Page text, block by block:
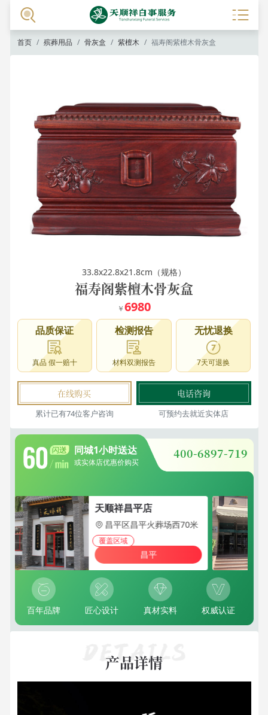
首页 殡葬用品 骨灰盒 紫檀木 福寿阁紫檀木骨灰盒
33.8x22.8x21.8cm （规格）
福寿阁紫檀木骨灰盒
6980
品质保证
真品 假一赔十
检测报告
材料双测报告
无忧退换
7天可退换
在线购买
累计已有74位客户咨询
电话咨询
可预约去就近实体店
同城1小时送达
或实体店优惠价购买
400-6897-719
天顺祥昌平店
昌平区昌平火葬场西70米
覆盖区域
昌平
百年品牌 匠心设计 真材实料 权威认证
产品详情